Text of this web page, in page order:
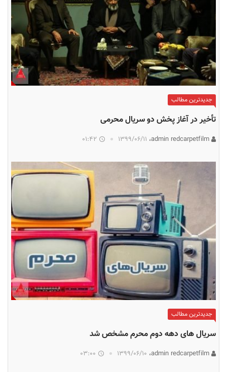
جدیدترین مطالب
تأخیر در آغاز پخش دو سریال محرمی
۱۳۹۹/۰۶/۱۱ 01:42
جدیدترین مطالب
سریال‌ های دهه دوم محرم مشخص شد
۱۳۹۹/۰۶/۱۰ 03:00